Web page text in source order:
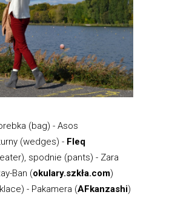
(bag) - Asos
(wedges) - Fleq
spodnie (pants) - Zara
Ban (okulary.szkła.com)
- Pakamera (AFkanzashi)